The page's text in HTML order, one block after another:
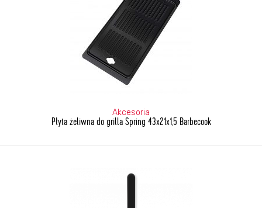
Akcesoria
Płyta żeliwna do grilla Spring 43x21x1,5 Barbecook